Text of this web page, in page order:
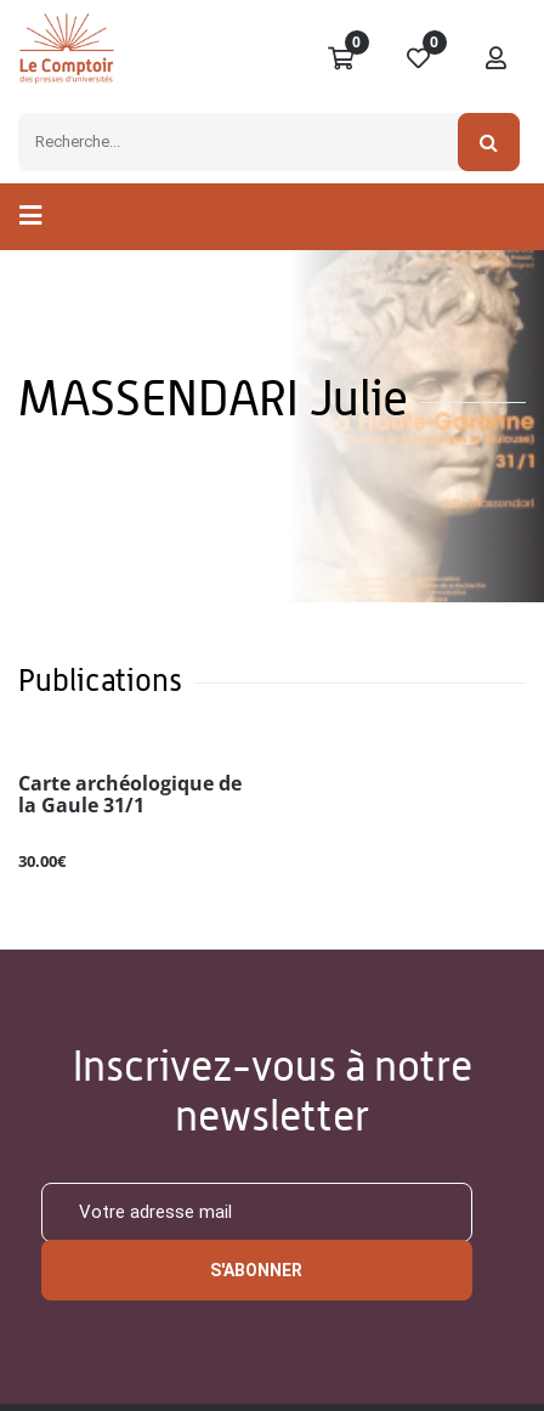
0 0
MASSENDARI Julie
Publications
Carte archéologique de
la Gaule 31/1
30.00€
Inscrivez-vous à notre
newsletter
S'ABONNER